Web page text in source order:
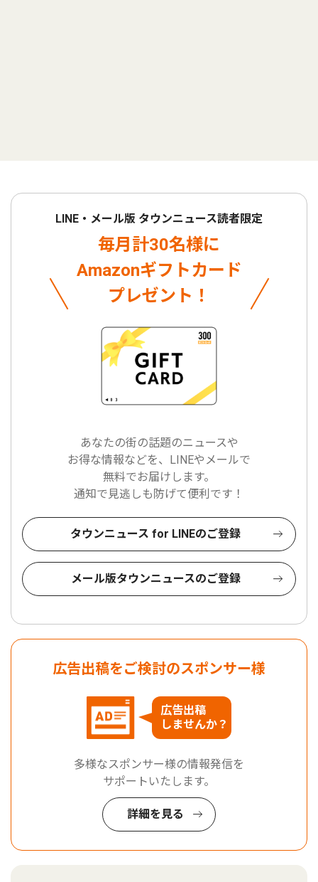
LINE・メール版 タウンニュース読者限定
毎月計30名様に
Amazonギフトカード
プレゼント！
あなたの街の話題のニュースや
お得な情報などを、LINEやメールで
無料でお届けします。
通知で見逃しも防げて便利です！
タウンニュース for LINEのご登録
メール版タウンニュースのご登録
広告出稿をご検討のスポンサー様
広告出稿
しませんか？
多様なスポンサー様の情報発信を
サポートいたします。
詳細を見る